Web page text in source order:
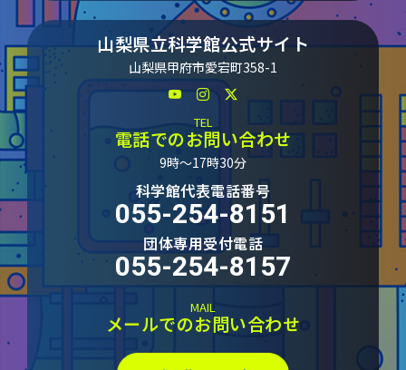
動画配信
山梨県立科学館公式サイト
山梨県甲府市愛宕町358-1
TEL
電話でのお問い合わせ
9時～17時30分
科学館代表電話番号
055-254-8151
団体専用受付電話
055-254-8157
MAIL
メールでのお問い合わせ